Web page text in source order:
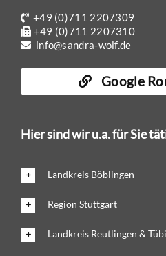
+49 (0)711 2207309
+49 (0)711 2207310
info@sandra-wolf.de
Google
Hier sind wir u.a. für Sie
Landkreis Böblingen
Region Stuttgart
Landkreis Reutlingen &